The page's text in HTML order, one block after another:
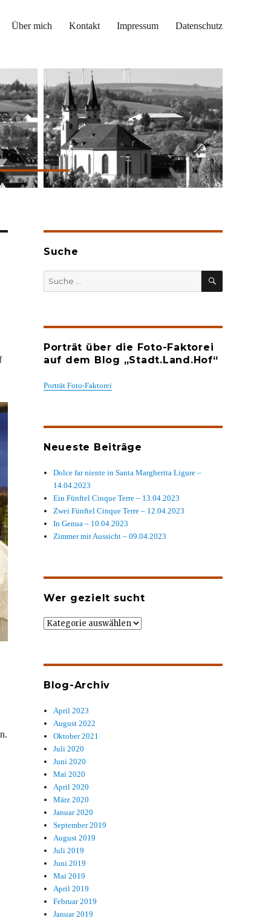
Über mich Kontakt Impressum Datenschutz
Suche
SUCHEN
Porträt über die Foto-Faktorei
auf dem Blog „Stadt.Land.Hof“
Porträt Foto-Faktorei
Neueste Beiträge
Dolce far niente in Santa Margherita Ligure –
14.04.2023
Ein Fünftel Cinque Terre – 13.04.2023
Zwei Fünftel Cinque Terre – 12.04.2023
In Genua – 10.04.2023
Zimmer mit Aussicht – 09.04.2023
Wer gezielt sucht
Wer
Blog-Archiv
April 2023
August 2022
Oktober 2021
Juli 2020
Juni 2020
Mai 2020
April 2020
März 2020
Januar 2020
September 2019
August 2019
Juli 2019
Juni 2019
Mai 2019
April 2019
Februar 2019
Januar 2019